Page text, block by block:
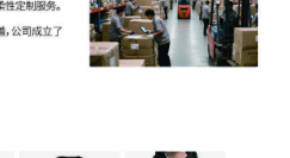
广告的基本理念，即基于用户隐
明是一种恶意利用用户信息，且容
这绝对不是有意的行为，以及承